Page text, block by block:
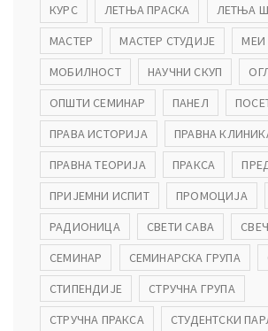
КУРС
ЛЕТЊА ПРАСКА
ЛЕТЊА
МАСТЕР
МАСТЕР СТУДИЈЕ
МЕИ
МОБИЛНОСТ
НАУЧНИ СКУП
ОПШТИ СЕМИНАР
ПАНЕЛ
ПРАВА ИСТОРИЈА
ПРАВНА
ПРАВНА ТЕОРИЈА
ПРАКСА
ПРИЈЕМНИ ИСПИТ
ПРОМОЦИЈА
РАДИОНИЦА
СВЕТИ САВА
СЕМИНАР
СЕМИНАРСКА ГРУПА
СТИПЕНДИЈЕ
СТРУЧНА ГРУПА
СТРУЧНА ПРАКСА
СТУДЕНТСКИ